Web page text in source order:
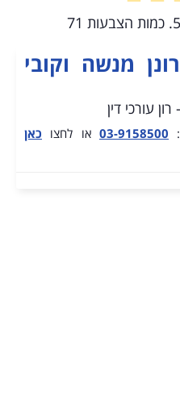
71
מנשה וקובי
עורכי דין
03-9158500 או לחצו כאן